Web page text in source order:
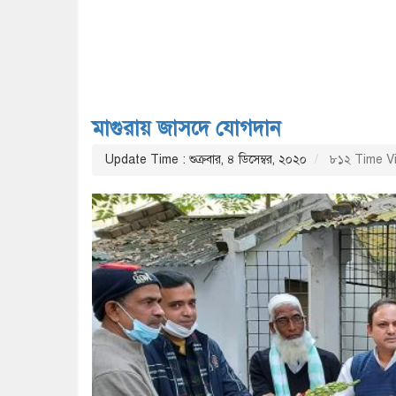
মাগুরায় জাসদে যোগদান
Update Time : শুক্রবার, ৪ ডিসেম্বর, ২০২০ ৮১২ Time